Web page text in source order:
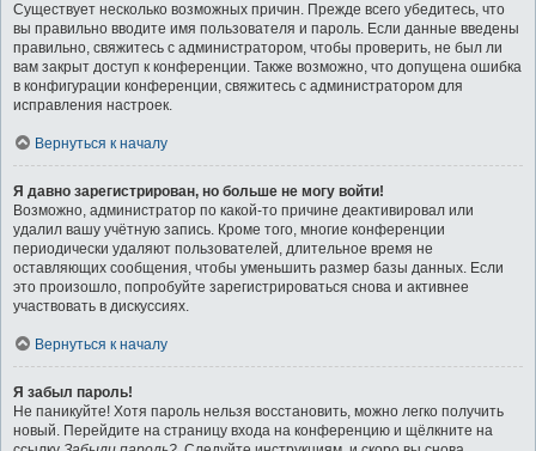
Существует несколько возможных причин. Прежде всего убедитесь, что
вы правильно вводите имя пользователя и пароль. Если данные введены
правильно, свяжитесь с администратором, чтобы проверить, не был ли
вам закрыт доступ к конференции. Также возможно, что допущена ошибка
в конфигурации конференции, свяжитесь с администратором для
исправления настроек.
Вернуться к началу
Я давно зарегистрирован, но больше не могу войти!
Возможно, администратор по какой-то причине деактивировал или
удалил вашу учётную запись. Кроме того, многие конференции
периодически удаляют пользователей, длительное время не
оставляющих сообщения, чтобы уменьшить размер базы данных. Если
это произошло, попробуйте зарегистрироваться снова и активнее
участвовать в дискуссиях.
Вернуться к началу
Я забыл пароль!
Не паникуйте! Хотя пароль нельзя восстановить, можно легко получить
новый. Перейдите на страницу входа на конференцию и щёлкните на